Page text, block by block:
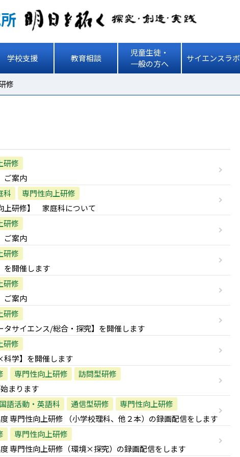
学校支援 教育相談
児童生徒・
一般の方へ
サイエンスラボ
修
研修
ご案内
科
専門性向上研修
上研修】 家庭科について
研修
ご案内
研修
を開催します
研修
ご案内
研修
サイエンス/総合・探究】を開催します
研修
学】を開催します
専門性向上研修
訪問型研修
まります
語活動・英語科 通信型研修
専門性向上研修
度 専門性向上研修 （小学校理科、他２本）の録画配信をします
専門性向上研修
度 専門性向上研修（環境×探究）の録画配信をします